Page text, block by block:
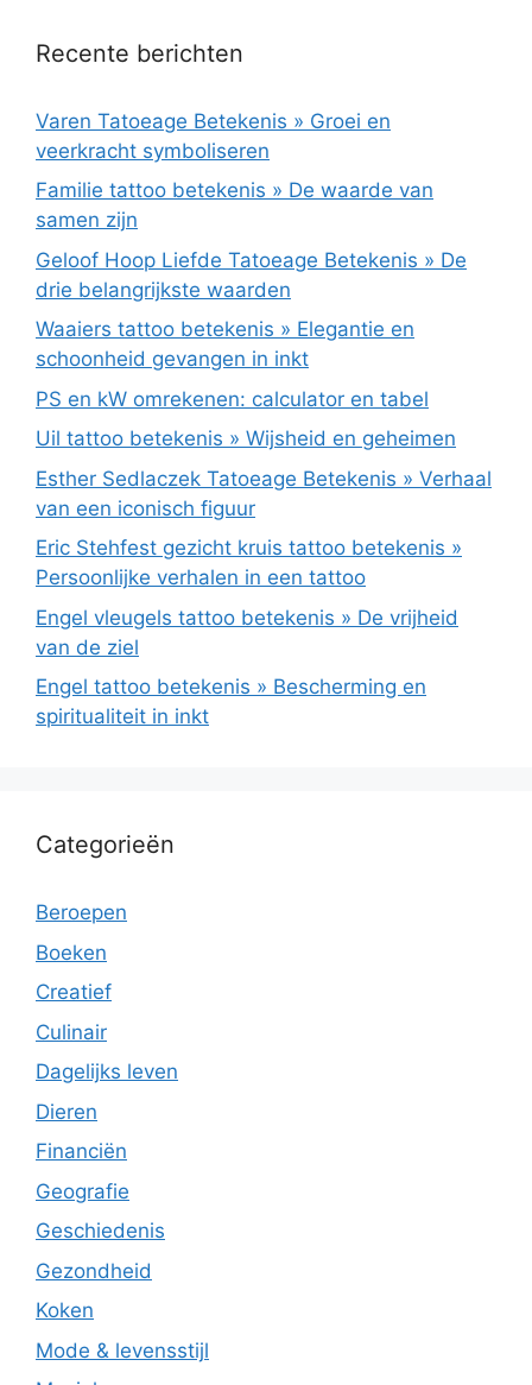
Recente berichten
Varen Tatoeage Betekenis » Groei en
veerkracht symboliseren
Familie tattoo betekenis » De waarde van
samen zijn
Geloof Hoop Liefde Tatoeage Betekenis » De
drie belangrijkste waarden
Waaiers tattoo betekenis » Elegantie en
schoonheid gevangen in inkt
PS en kW omrekenen: calculator en tabel
Uil tattoo betekenis » Wijsheid en geheimen
Esther Sedlaczek Tatoeage Betekenis » Verhaal
van een iconisch figuur
Eric Stehfest gezicht kruis tattoo betekenis »
Persoonlijke verhalen in een tattoo
Engel vleugels tattoo betekenis » De vrijheid
van de ziel
Engel tattoo betekenis » Bescherming en
spiritualiteit in inkt
Categorieën
Beroepen
Boeken
Creatief
Culinair
Dagelijks leven
Dieren
Financiën
Geografie
Geschiedenis
Gezondheid
Koken
Mode & levensstijl